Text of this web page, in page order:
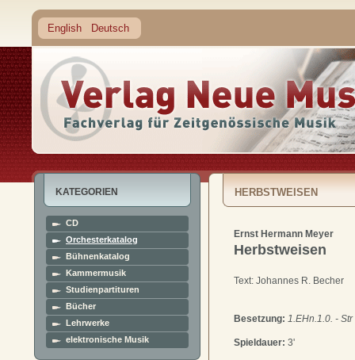
English Deutsch
KATEGORIEN
CD
Orchesterkatalog
Bühnenkatalog
Kammermusik
Studienpartituren
Bücher
Lehrwerke
elektronische Musik
HERBSTWEISEN
Ernst Hermann Meyer
Herbstweisen
Text: Johannes R. Becher
Besetzung: 1.EHn.1.0. - Str
Spieldauer: 3'